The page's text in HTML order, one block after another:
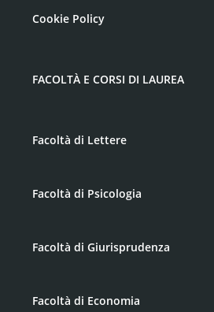
Cookie Policy
FACOLTÀ E CORSI DI LAUREA
Facoltà di Lettere
Facoltà di Psicologia
Facoltà di Giurisprudenza
Facoltà di Economia